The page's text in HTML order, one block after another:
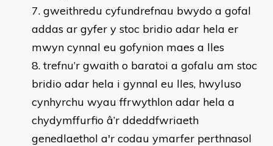
gweithredu cyfundrefnau bwydo a gofal
addas ar gyfer y stoc bridio adar hela er
mwyn cynnal eu gofynion maes a lles
trefnu’r gwaith o baratoi a gofalu am stoc
bridio adar hela i gynnal eu lles, hwyluso
cynhyrchu wyau ffrwythlon adar hela a
chydymffurfio â’r ddeddfwriaeth
genedlaethol a'r codau ymarfer perthnasol